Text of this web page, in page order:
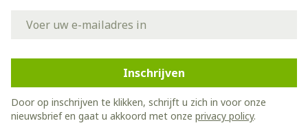
Inschrijven
Door op inschrijven te klikken, schrijft u zich in voor onze
nieuwsbrief en gaat u akkoord met onze privacy policy.